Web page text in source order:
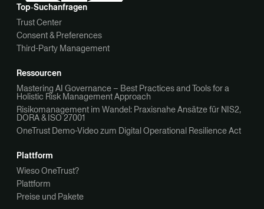
Top‑Suchanfragen
Trust Center
Consent & Preferences
Third-Party Management
Ressourcen
Mastering AI Governance – Best Practices and Tools for a
Holistic Risk Management Approach
Risikomanagement im Wandel: Praxisnahe Ansätze für NIS2,
DORA & ISO 27001
OneTrust Demo-Video zum Digital Operational Resilience Act
Plattform
Wieso OneTrust?
Plattform
Preise und Pakete